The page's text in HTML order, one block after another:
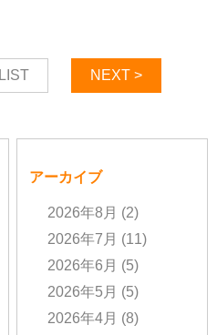
LIST NEXT >
アーカイブ
2026年8月 (2)
2026年7月 (11)
2026年6月 (5)
2026年5月 (5)
2026年4月 (8)